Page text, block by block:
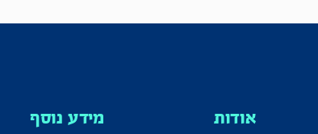
אודות מידע נוסף